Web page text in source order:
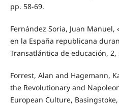
pp. 58-69.
Fernández Soria, Juan
en la España republicana
Transatlántica de educación, 2,
Forrest, Alan and Hagemann,
the Revolutionary and
European Culture,